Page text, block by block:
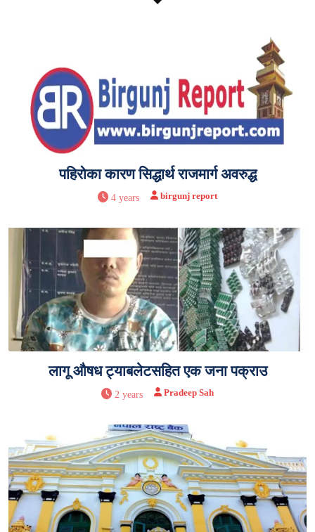
पहिरोका कारण सिद्धार्थ राजमार्ग अवरुद्ध
4 years birgunj report
लागू औषध ट्याबलेटसहित एक जना पक्राउ
2 years Pradeep Sah